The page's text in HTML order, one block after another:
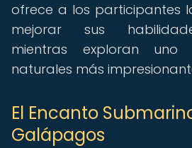
ofrece a los participantes
mejorar sus
mientras exploran
naturales más
El Encanto
Galápagos